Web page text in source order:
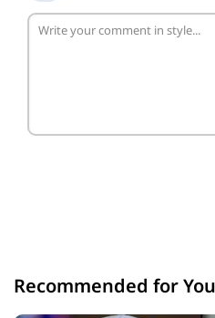
Recommended for You